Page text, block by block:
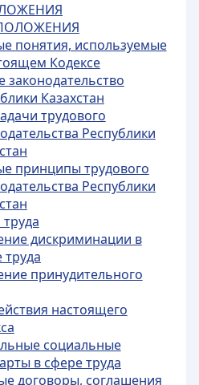
понятия, используемые
Кодексе
законодательство
Казахстан
трудового
Республики
принципы трудового
Республики
дискриминации в
труда
принудительного
настоящего
социальные
в сфере труда
договоры, соглашения